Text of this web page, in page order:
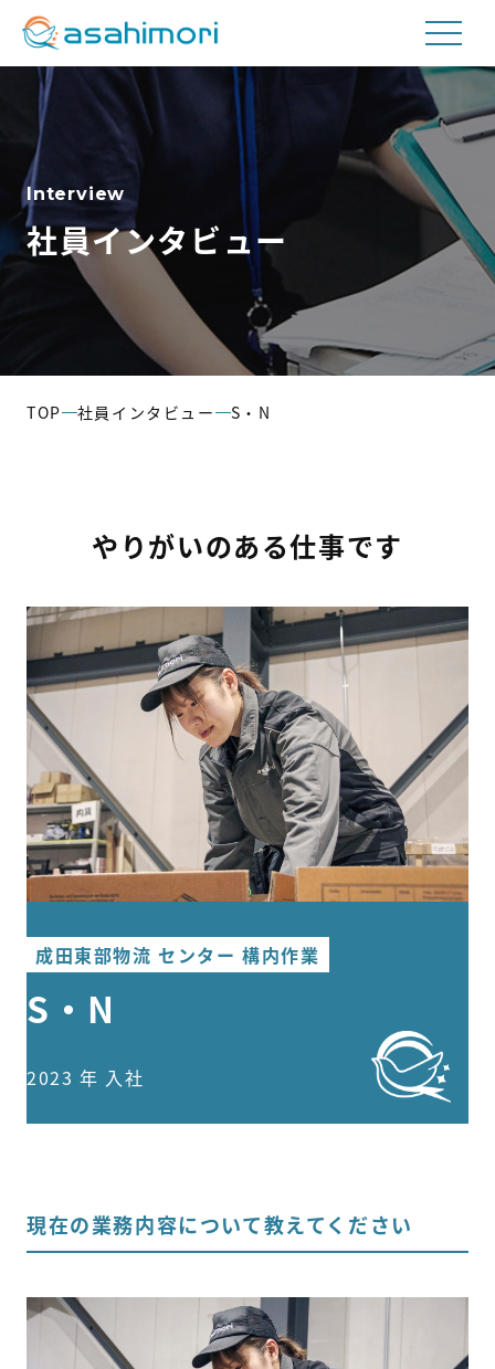
私たちについて
事業内容
航空貨物取扱事業
工場内請負事業
会社概要
新着情報
採用情報
新卒採用
社員インタビュー
お問い合わせはこちら
Interview
社員インタビュー
TOP 社員インタビュー S・N
やりがいのある仕事です
成田東部物流 センター 構内作業
S・N
2023 年 入社
現在の業務内容について教えてください